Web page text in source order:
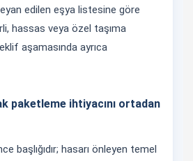
edilen eşya listesine göre
hassas veya özel taşıma
aşamasında ayrıca
paketleme ihtiyacını ortadan
başlığıdır; hasarı önleyen temel